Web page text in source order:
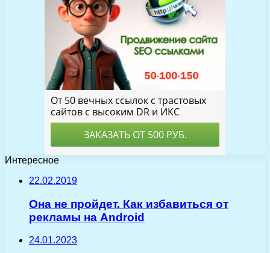
Интересное
22.02.2019
Она не пройдет. Как избавиться от
рекламы на Android
24.01.2023